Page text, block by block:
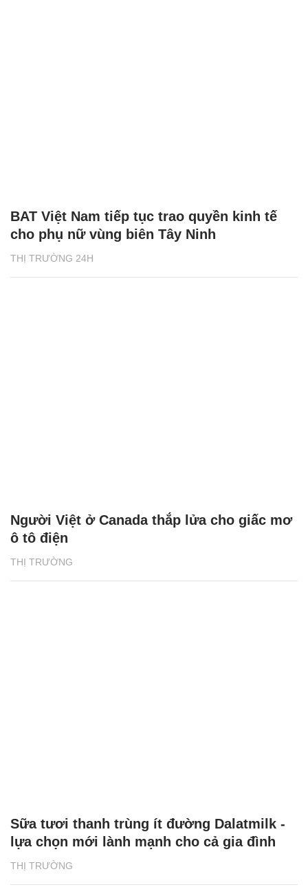
THỊ TRƯỜNG 24H
BAT Việt Nam tiếp tục trao quyền kinh tế
cho phụ nữ vùng biên Tây Ninh
THỊ TRƯỜNG
Người Việt ở Canada thắp lửa cho giấc mơ
ô tô điện
THỊ TRƯỜNG
Sữa tươi thanh trùng ít đường Dalatmilk -
lựa chọn mới lành mạnh cho cả gia đình